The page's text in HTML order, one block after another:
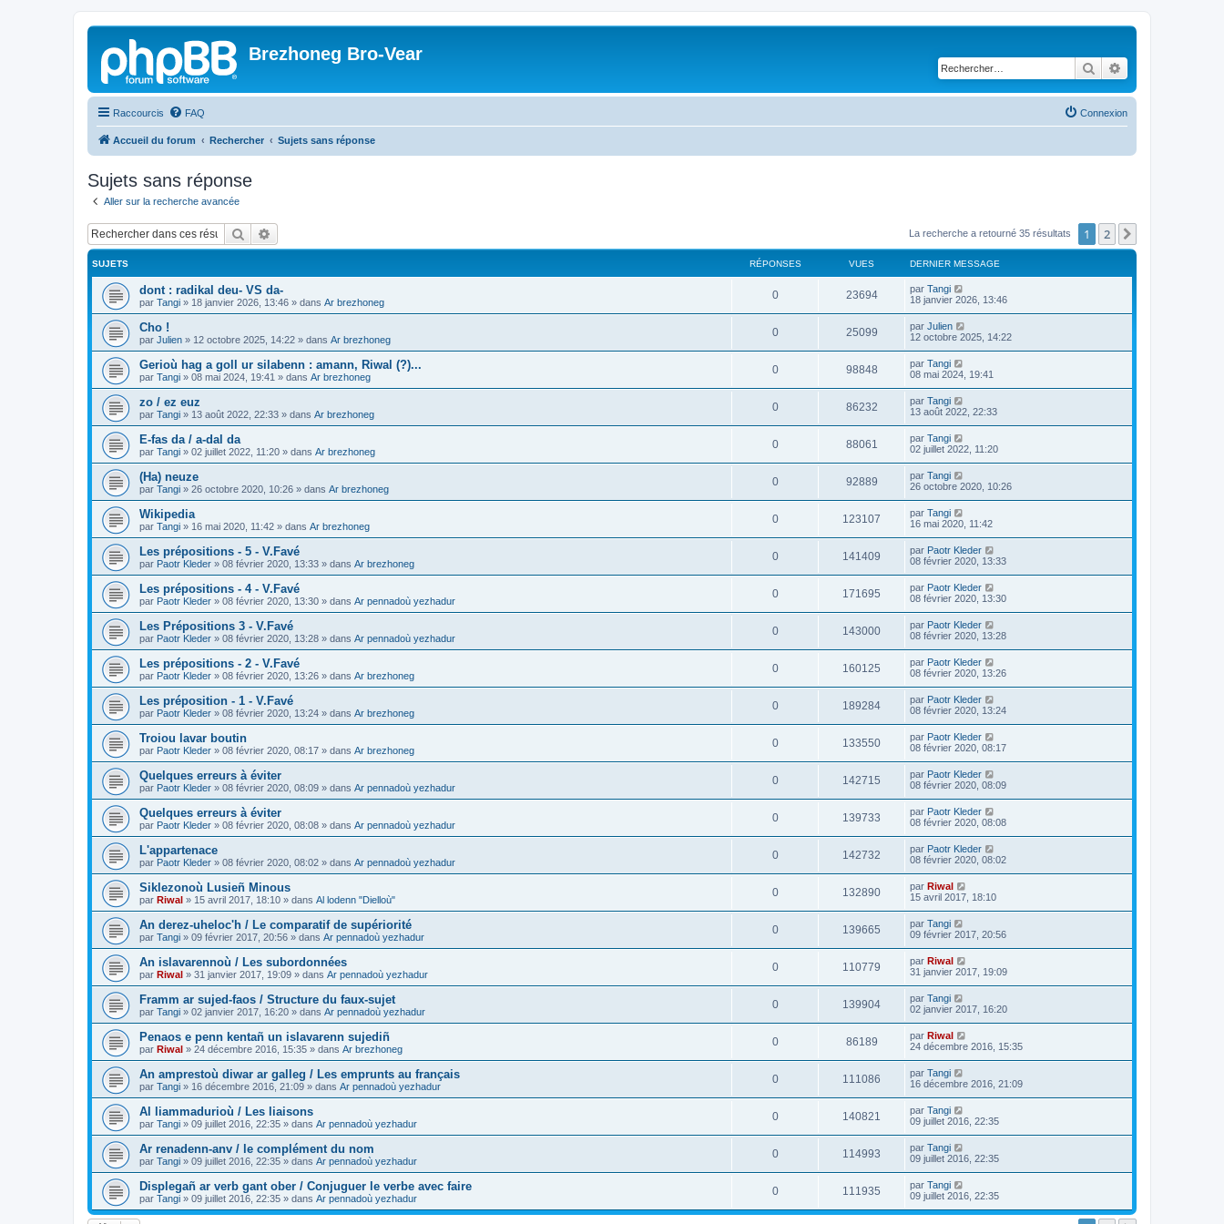
Brezhoneg Bro-Vear
Rechercher
Raccourcis FAQ Connexion
Accueil du forum Rechercher Sujets sans réponse
Sujets sans réponse
Aller sur la recherche avancée
Rechercher La recherche a retourné 35 résultats 1 2
SUJETS RÉPONSES VUES DERNIER MESSAGE
dont : radikal deu- VS da-
par Tangi » 18 janvier 2026, 13:46 » dans Ar brezhoneg
0 23694 par Tangi
18 janvier 2026, 13:46
Cho !
par Julien » 12 octobre 2025, 14:22 » dans Ar brezhoneg
0 25099 par Julien
12 octobre 2025, 14:22
Gerioù hag a goll ur silabenn : amann, Riwal (?)...
par Tangi » 08 mai 2024, 19:41 » dans Ar brezhoneg
0 98848 par Tangi
08 mai 2024, 19:41
zo / ez euz
par Tangi » 13 août 2022, 22:33 » dans Ar brezhoneg
0 86232 par Tangi
13 août 2022, 22:33
E-fas da / a-dal da
par Tangi » 02 juillet 2022, 11:20 » dans Ar brezhoneg
0 88061 par Tangi
02 juillet 2022, 11:20
(Ha) neuze
par Tangi » 26 octobre 2020, 10:26 » dans Ar brezhoneg
0 92889 par Tangi
26 octobre 2020, 10:26
Wikipedia
par Tangi » 16 mai 2020, 11:42 » dans Ar brezhoneg
0 123107 par Tangi
16 mai 2020, 11:42
Les prépositions - 5 - V.Favé
par Paotr Kleder » 08 février 2020, 13:33 » dans Ar brezhoneg
0 141409 par Paotr Kleder
08 février 2020, 13:33
Les prépositions - 4 - V.Favé
par Paotr Kleder » 08 février 2020, 13:30 » dans Ar pennadoù yezhadur
0 171695 par Paotr Kleder
08 février 2020, 13:30
Les Prépositions 3 - V.Favé
par Paotr Kleder » 08 février 2020, 13:28 » dans Ar pennadoù yezhadur
0 143000 par Paotr Kleder
08 février 2020, 13:28
Les prépositions - 2 - V.Favé
par Paotr Kleder » 08 février 2020, 13:26 » dans Ar brezhoneg
0 160125 par Paotr Kleder
08 février 2020, 13:26
Les préposition - 1 - V.Favé
par Paotr Kleder » 08 février 2020, 13:24 » dans Ar brezhoneg
0 189284 par Paotr Kleder
08 février 2020, 13:24
Troiou lavar boutin
par Paotr Kleder » 08 février 2020, 08:17 » dans Ar brezhoneg
0 133550 par Paotr Kleder
08 février 2020, 08:17
Quelques erreurs à éviter
par Paotr Kleder » 08 février 2020, 08:09 » dans Ar pennadoù yezhadur
0 142715 par Paotr Kleder
08 février 2020, 08:09
Quelques erreurs à éviter
par Paotr Kleder » 08 février 2020, 08:08 » dans Ar pennadoù yezhadur
0 139733 par Paotr Kleder
08 février 2020, 08:08
L'appartenace
par Paotr Kleder » 08 février 2020, 08:02 » dans Ar pennadoù yezhadur
0 142732 par Paotr Kleder
08 février 2020, 08:02
Siklezonoù Lusieñ Minous
par Riwal » 15 avril 2017, 18:10 » dans Al lodenn "Dielloù"
0 132890 par Riwal
15 avril 2017, 18:10
An derez-uheloc'h / Le comparatif de supériorité
par Tangi » 09 février 2017, 20:56 » dans Ar pennadoù yezhadur
0 139665 par Tangi
09 février 2017, 20:56
An islavarennoù / Les subordonnées
par Riwal » 31 janvier 2017, 19:09 » dans Ar pennadoù yezhadur
0 110779 par Riwal
31 janvier 2017, 19:09
Framm ar sujed-faos / Structure du faux-sujet
par Tangi » 02 janvier 2017, 16:20 » dans Ar pennadoù yezhadur
0 139904 par Tangi
02 janvier 2017, 16:20
Penaos e penn kentañ un islavarenn sujediñ
par Riwal » 24 décembre 2016, 15:35 » dans Ar brezhoneg
0 86189 par Riwal
24 décembre 2016, 15:35
An amprestoù diwar ar galleg / Les emprunts au français
par Tangi » 16 décembre 2016, 21:09 » dans Ar pennadoù yezhadur
0 111086 par Tangi
16 décembre 2016, 21:09
Al liammadurioù / Les liaisons
par Tangi » 09 juillet 2016, 22:35 » dans Ar pennadoù yezhadur
0 140821 par Tangi
09 juillet 2016, 22:35
Ar renadenn-anv / le complément du nom
par Tangi » 09 juillet 2016, 22:35 » dans Ar pennadoù yezhadur
0 114993 par Tangi
09 juillet 2016, 22:35
Displegañ ar verb gant ober / Conjuguer le verbe avec faire
par Tangi » 09 juillet 2016, 22:35 » dans Ar pennadoù yezhadur
0 111935 par Tangi
09 juillet 2016, 22:35